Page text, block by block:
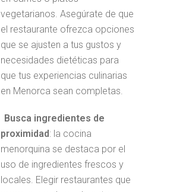
vegetarianos. Asegúrate de que
el restaurante ofrezca opciones
que se ajusten a tus gustos y
necesidades dietéticas para
que tus experiencias culinarias
en Menorca sean completas.
Busca ingredientes de
proximidad: la cocina
menorquina se destaca por el
uso de ingredientes frescos y
locales. Elegir restaurantes que